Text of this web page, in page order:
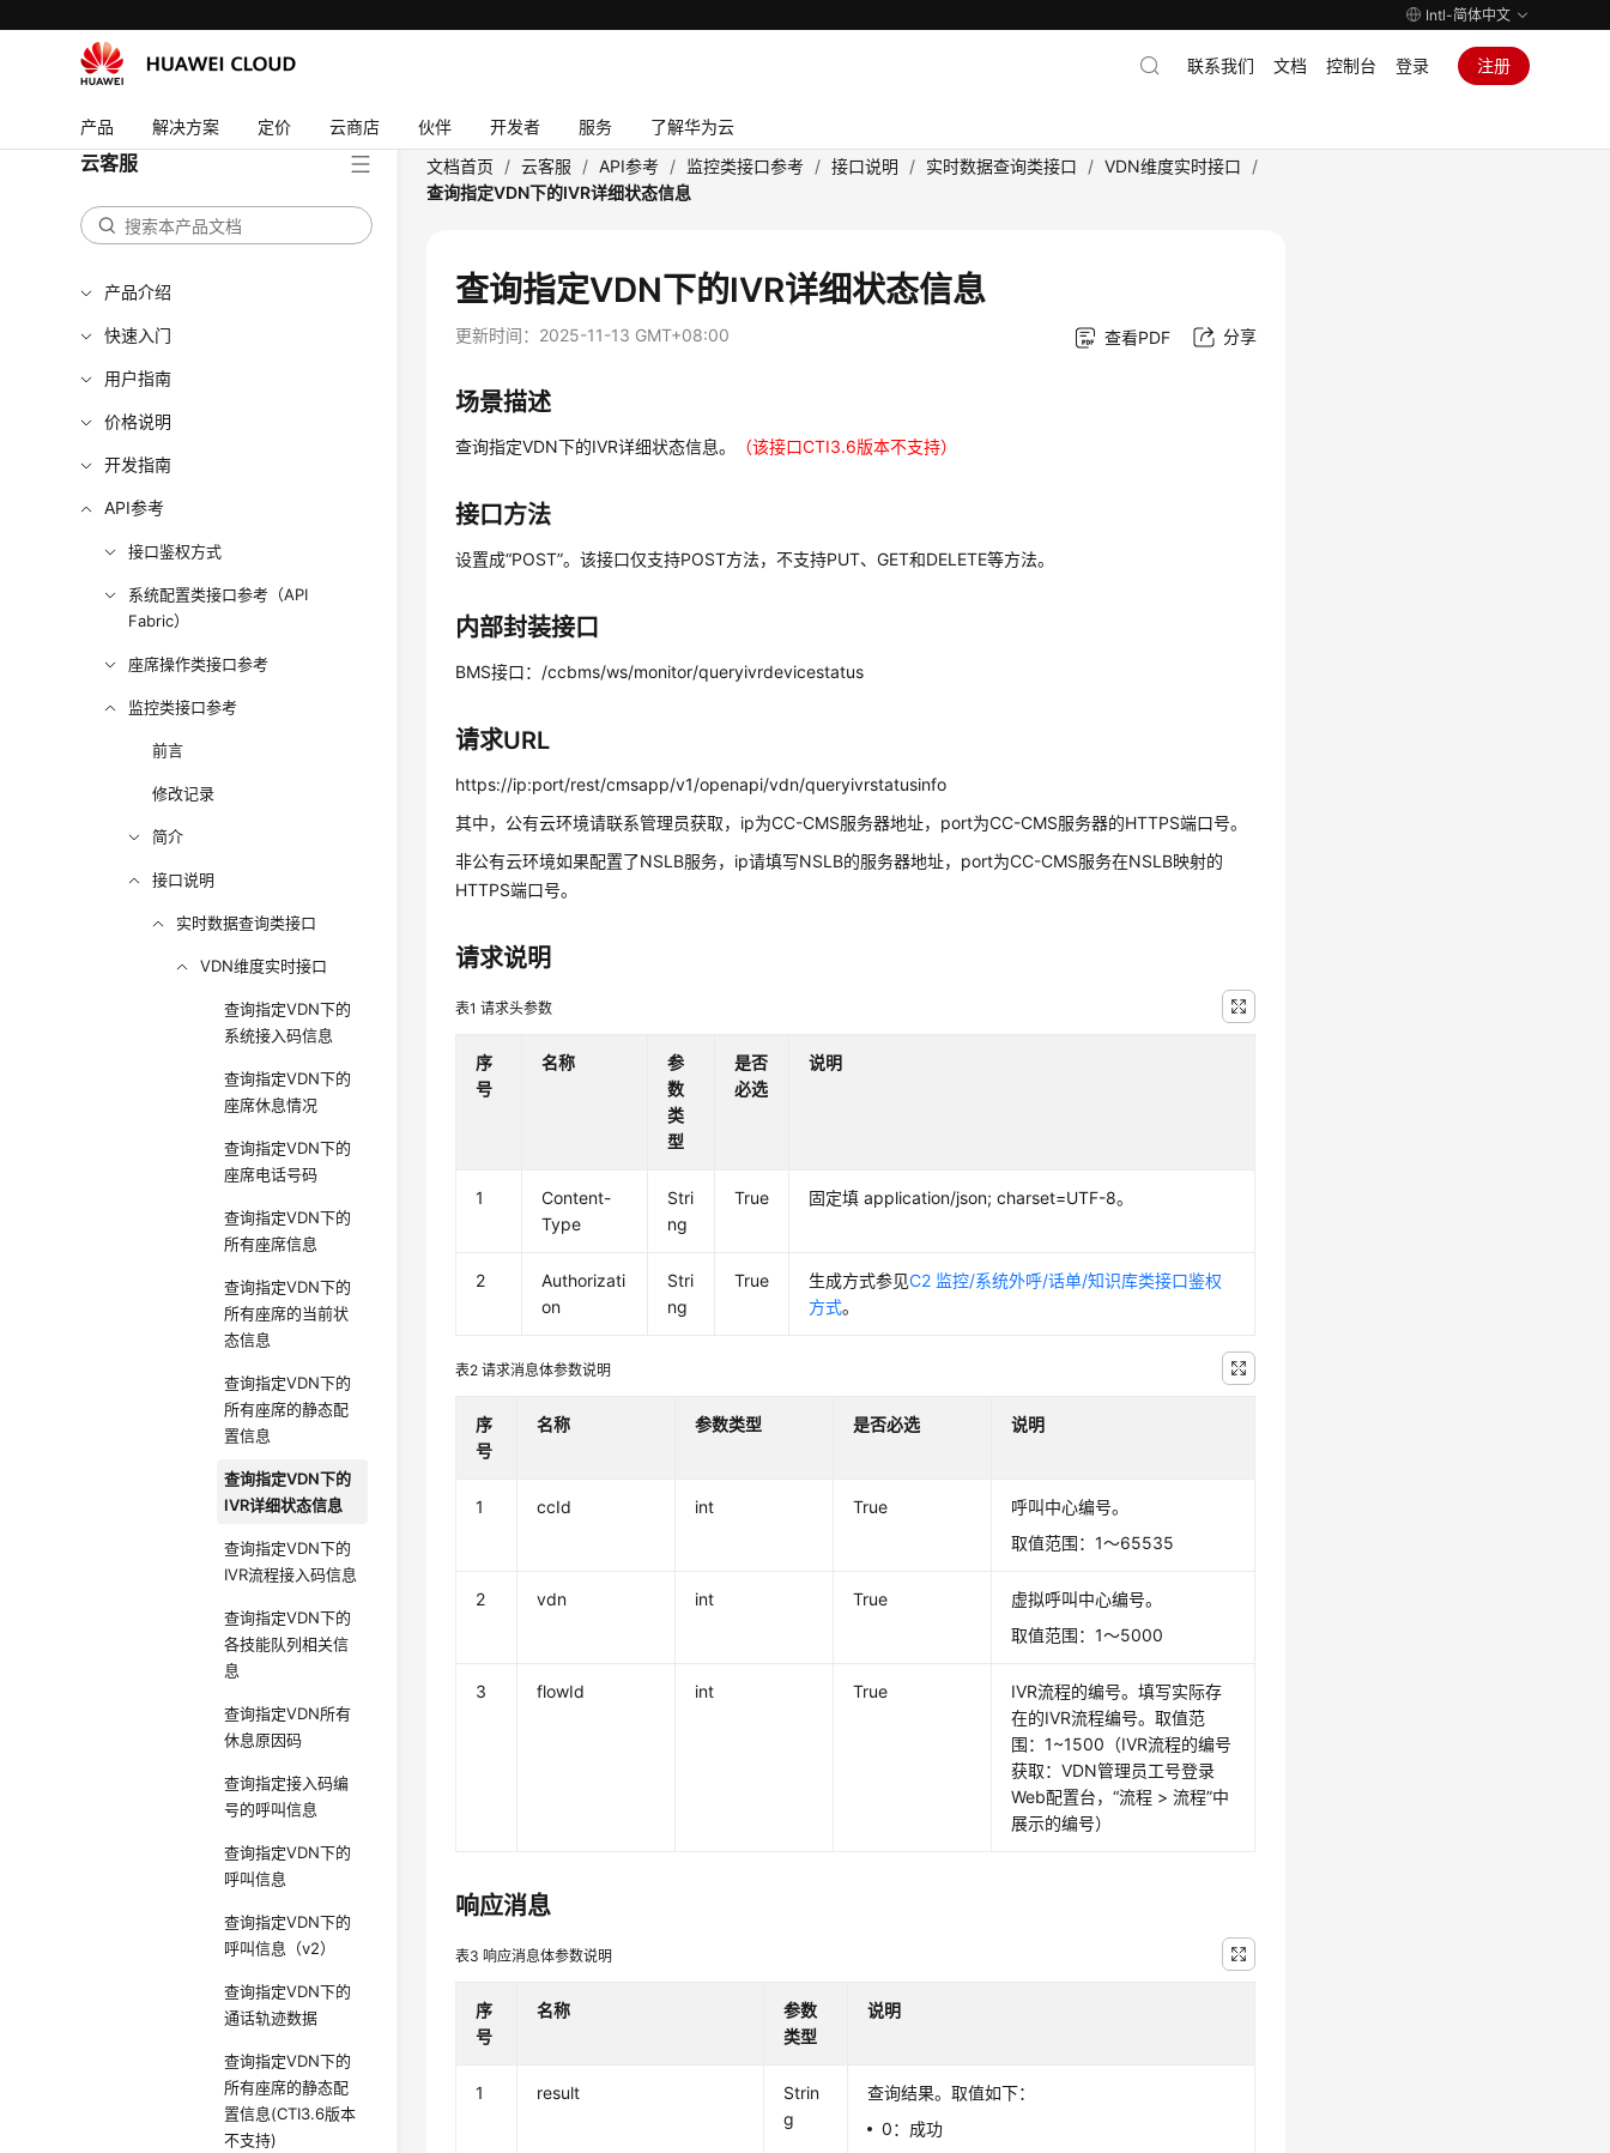
Intl-简体中文
产品 解决方案 定价 云商店 伙伴 开发者 服务 了解华为云
联系我们 文档 控制台 登录 注册
云客服
产品介绍
快速入门
用户指南
价格说明
开发指南
API参考
接口鉴权方式
系统配置类接口参考（API
Fabric）
座席操作类接口参考
监控类接口参考
前言
修改记录
简介
接口说明
实时数据查询类接口
VDN维度实时接口
查询指定VDN下的
系统接入码信息
查询指定VDN下的
座席休息情况
查询指定VDN下的
座席电话号码
查询指定VDN下的
所有座席信息
查询指定VDN下的
所有座席的当前状
态信息
查询指定VDN下的
所有座席的静态配
置信息
查询指定VDN下的
IVR详细状态信息
查询指定VDN下的
IVR流程接入码信息
查询指定VDN下的
各技能队列相关信
息
查询指定VDN所有
休息原因码
查询指定接入码编
号的呼叫信息
查询指定VDN下的
呼叫信息
查询指定VDN下的
呼叫信息（v2）
查询指定VDN下的
通话轨迹数据
查询指定VDN下的
所有座席的静态配
置信息(CTI3.6版本
不支持)
文档首页 / 云客服 / API参考 / 监控类接口参考 / 接口说明 / 实时数据查询类接口 / VDN维度实时接口
/
查询指定VDN下的IVR详细状态信息
查询指定VDN下的IVR详细状态信息
更新时间： 2025-11-13 GMT+08:00 查看PDF 分享
场景描述
查询指定VDN下的IVR详细状态信息。 （该接口CTI3.6版本不支持）
接口方法
设置成“POST”。该接口仅支持POST方法，不支持PUT、GET和DELETE等方法。
内部封装接口
BMS接口：/ccbms/ws/monitor/queryivrdevicestatus
请求URL
https://ip:port/rest/cmsapp/v1/openapi/vdn/queryivrstatusinfo
其中，公有云环境请联系管理员获取，ip为CC-CMS服务器地址，port为CC-CMS服务器的HTTPS端口号。
非公有云环境如果配置了NSLB服务，ip请填写NSLB的服务器地址，port为CC-CMS服务在NSLB映射的
HTTPS端口号。
请求说明
表1请求头参数
序
号
名称
参
数
类
型
是否
必选
说明
1
Content-
Type
Stri
ng
True 固定填 application/json; charset=UTF-8。
2
Authorizati
on
Stri
ng
True 生成方式参见C2 监控/系统外呼/话单/知识库类接口鉴权
方式。
表2请求消息体参数说明
序
号
名称 参数类型 是否必选 说明
1 ccId int True
呼叫中心编号。
取值范围：1～65535
2 vdn int True
虚拟呼叫中心编号。
取值范围：1～5000
3 flowId int True
IVR流程的编号。填写实际存
在的IVR流程编号。取值范
围：1~1500（IVR流程的编号
获取：VDN管理员工号登录
Web配置台，“流程 >流程”中
展示的编号）
响应消息
表3响应消息体参数说明
序
号
名称
参数
类型
说明
1 result
Strin
g
查询结果。取值如下：
0：成功